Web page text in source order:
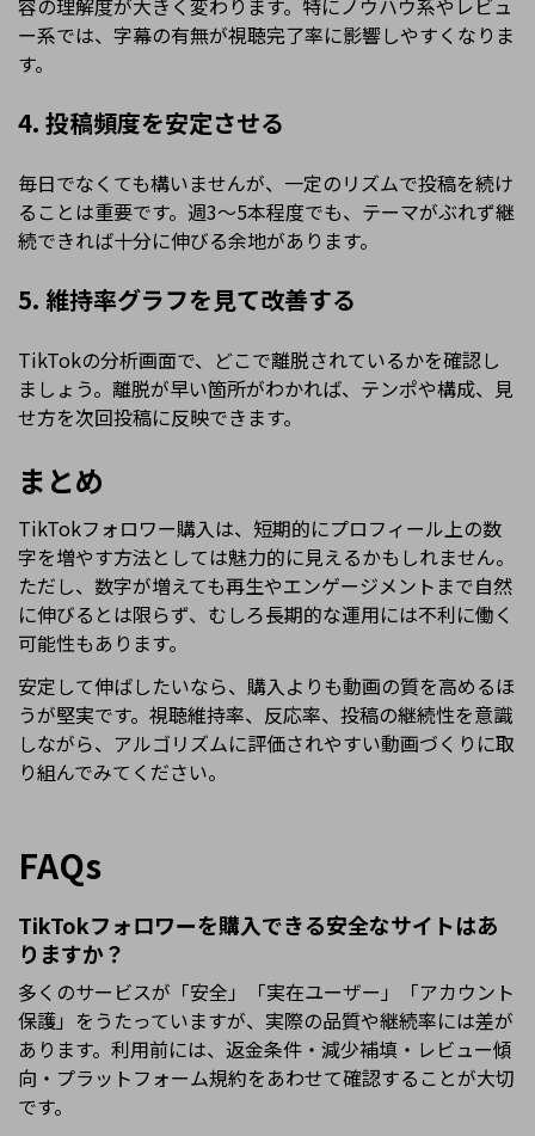
ー系では、字幕の有無が視聴完了率に影響しやすくなりま
す。
4. 投稿頻度を安定させる
毎日でなくても構いませんが、一定のリズムで投稿を続け
ることは重要です。週3〜5本程度でも、テーマがぶれず継
続できれば十分に伸びる余地があります。
5. 維持率グラフを見て改善する
TikTokの分析画面で、どこで離脱されているかを確認し
ましょう。離脱が早い箇所がわかれば、テンポや構成、見
せ方を次回投稿に反映できます。
まとめ
TikTokフォロワー購入は、短期的にプロフィール上の数
字を増やす方法としては魅力的に見えるかもしれません。
ただし、数字が増えても再生やエンゲージメントまで自然
に伸びるとは限らず、むしろ長期的な運用には不利に働く
可能性もあります。
安定して伸ばしたいなら、購入よりも動画の質を高めるほ
うが堅実です。視聴維持率、反応率、投稿の継続性を意識
しながら、アルゴリズムに評価されやすい動画づくりに取
り組んでみてください。
FAQs
TikTokフォロワーを購入できる安全なサイトはあ
りますか？
多くのサービスが「安全」「実在ユーザー」「アカウント
保護」をうたっていますが、実際の品質や継続率には差が
あります。利用前には、返金条件・減少補填・レビュー傾
向・プラットフォーム規約をあわせて確認することが大切
です。